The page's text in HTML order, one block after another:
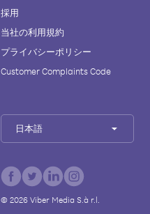
採用
当社の利用規約
プライバシーポリシー
Customer Complaints Code
日本語
© 2026Viber Media S.à r.l.